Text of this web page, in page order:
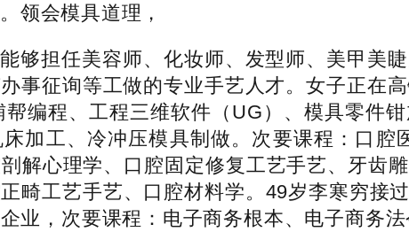
领会模具道理，
担任美容师、化妆师、发型师、美甲美
事征询等工做的专业手艺人才。女子正在
编程、工程三维软件（UG）、模具零件
床加工、冷冲压模具制做。次要课程：口
解心理学、口腔固定修复工艺手艺、牙齿
畸工艺手艺、口腔材料学。49岁李寒穷接
业，次要课程：电子商务根本、电子商务